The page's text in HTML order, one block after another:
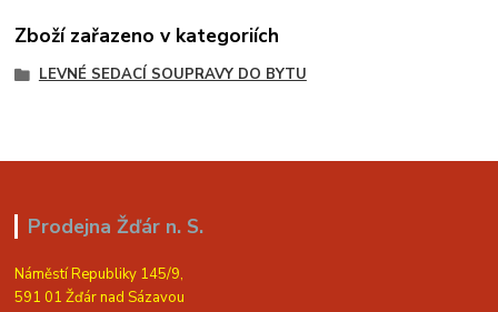
Zboží zařazeno v kategoriích
LEVNÉ SEDACÍ SOUPRAVY DO BYTU
Prodejna Žďár n. S.
Náměstí Republiky 145/9,
591 01 Žďár nad Sázavou